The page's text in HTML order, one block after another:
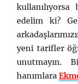
edelim ki?
yeni tarifler
unutmayın.
hanımlara